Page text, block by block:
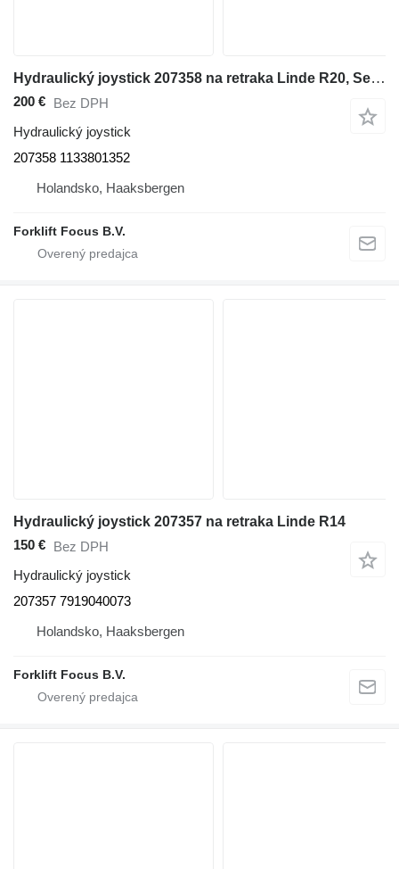
Hydraulický joystick 207358 na retraka Linde R20, Series 115
200 € Bez DPH
Hydraulický joystick
207358 1133801352
Holandsko, Haaksbergen
Forklift Focus B.V.
Hydraulický joystick 207357 na retraka Linde R14
150 € Bez DPH
Hydraulický joystick
207357 7919040073
Holandsko, Haaksbergen
Forklift Focus B.V.